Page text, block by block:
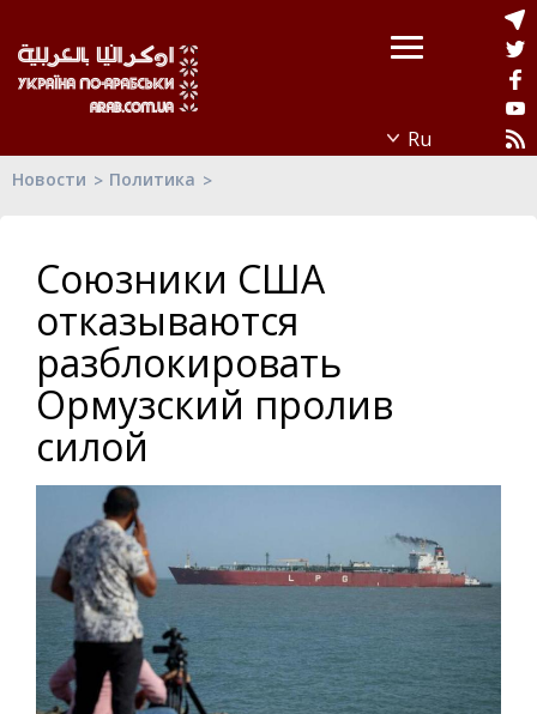
Новости Политика
Союзники США
отказываются
разблокировать
Ормузский пролив
силой